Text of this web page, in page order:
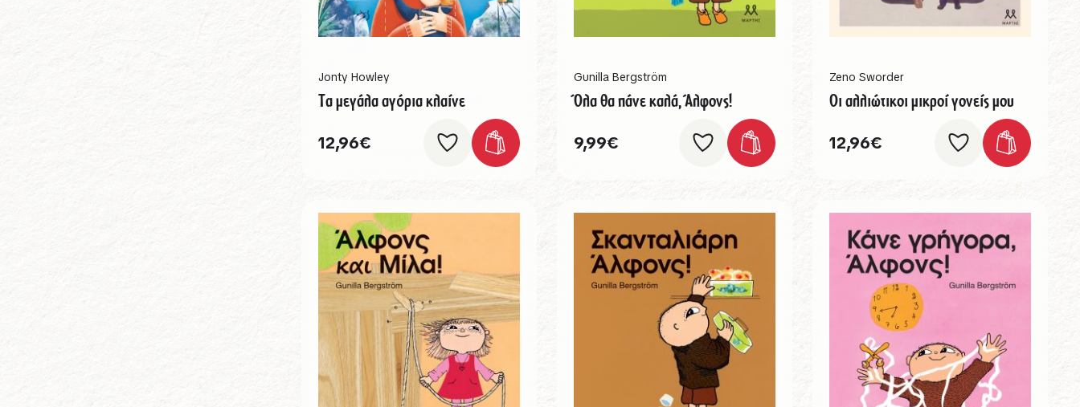
Jonty Howley
Τα μεγάλα αγόρια κλαίνε
12,96€
Gunilla Bergström
Όλα θα πάνε καλά, Άλφονς!
9,99€
Zeno Sworder
Οι αλλιώτικοι μικροί γονείς μου
12,96€